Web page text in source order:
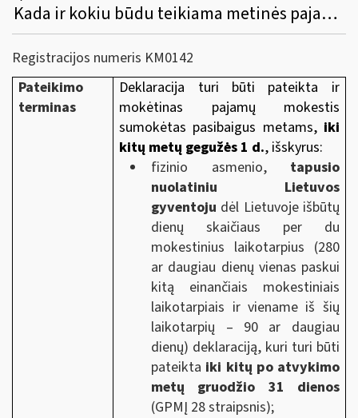
Kada ir kokiu būdu teikiama metinės pajamų deklaracijos GPM308 forma?
Registracijos numeris KM0142
Pateikimo
terminas
Deklaracija turi būti pateikta ir
mokėtinas pajamų mokestis
sumokėtas pasibaigus metams,iki
kitų metų gegužės 1 d., išskyrus:
fizinio asmenio, tapusio
nuolatiniu Lietuvos
gyventoju dėl Lietuvoje išbūtų
dienų skaičiaus per du
mokestinius laikotarpius (280
ar daugiau dienų vienas paskui
kitą einančiais mokestiniais
laikotarpiais ir viename iš šių
laikotarpių – 90 ar daugiau
dienų) deklaraciją, kuri turi būti
pateikta iki kitų po atvykimo
metų gruodžio 31 dienos
(GPMĮ 28 straipsnis);